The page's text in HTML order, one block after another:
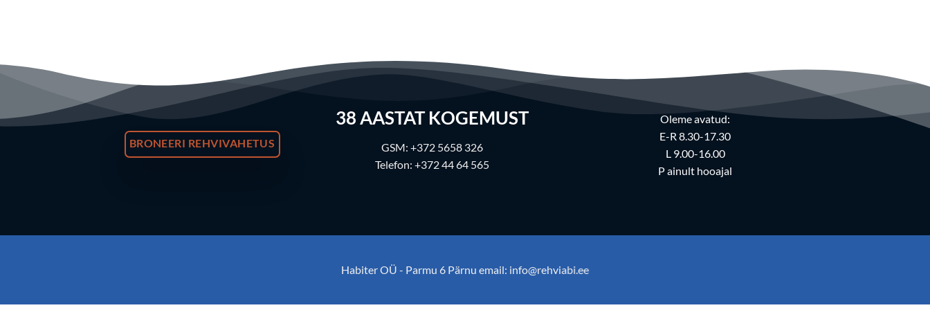
BRONEERI REHVIVAHETUS
38 AASTAT KOGEMUST
GSM: +372 5658 326
Telefon: +372 44 64 565
Oleme avatud:
E-R 8.30-17.30
L 9.00-16.00
P ainult hooajal
Habiter OÜ - Parmu 6 Pärnu email: info@rehviabi.ee